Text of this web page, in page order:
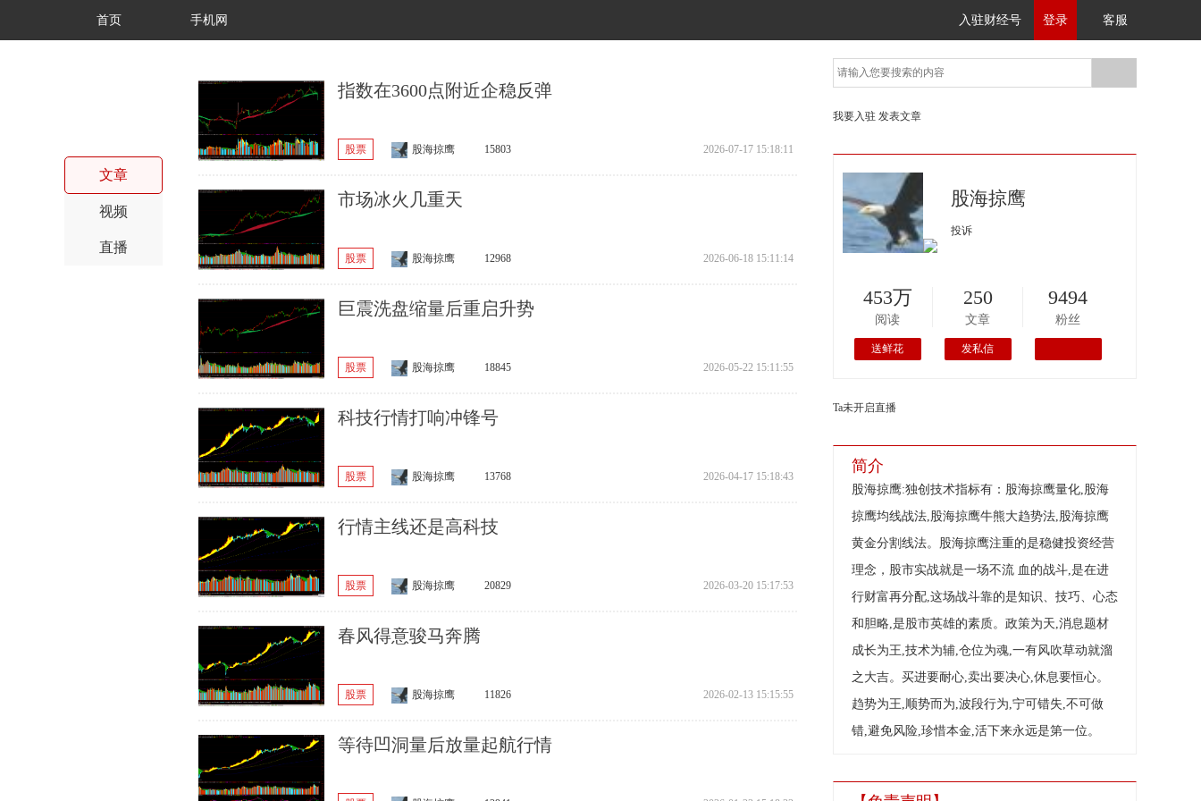
首页 手机网 入驻财经号 登录 客服
文章
视频
直播
我要入驻 发表文章
股海掠鹰
投诉
453万
阅读
送鲜花
250
文章
发私信
9494
粉丝
Ta未开启直播
简介
股海掠鹰:独创技术指标有：股海掠鹰量化,股海
掠鹰均线战法,股海掠鹰牛熊大趋势法,股海掠鹰
黄金分割线法。股海掠鹰注重的是稳健投资经营
理念，股市实战就是一场不流 血的战斗,是在进
行财富再分配,这场战斗靠的是知识、技巧、心态
和胆略,是股市英雄的素质。政策为天,消息题材
成长为王,技术为辅,仓位为魂,一有风吹草动就溜
之大吉。买进要耐心,卖出要决心,休息要恒心。
趋势为王,顺势而为,波段行为,宁可错失,不可做
错,避免风险,珍惜本金,活下来永远是第一位。
指数在3600点附近企稳反弹
股票 股海掠鹰 15803 2026-07-17 15:18:11
市场冰火几重天
股票 股海掠鹰 12968 2026-06-18 15:11:14
巨震洗盘缩量后重启升势
股票 股海掠鹰 18845 2026-05-22 15:11:55
科技行情打响冲锋号
股票 股海掠鹰 13768 2026-04-17 15:18:43
行情主线还是高科技
股票 股海掠鹰 20829 2026-03-20 15:17:53
春风得意骏马奔腾
股票 股海掠鹰 11826 2026-02-13 15:15:55
等待凹洞量后放量起航行情